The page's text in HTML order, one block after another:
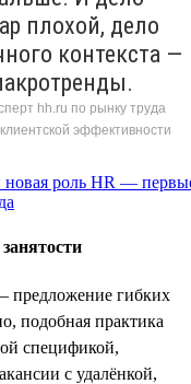
плохой, дело
контекста —
hh.ru по рынку труда
эффективности
предложение гибких
подобная практика
спецификой,
с удалёнкой,